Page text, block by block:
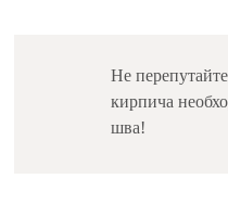
Не
кирпича
шва!